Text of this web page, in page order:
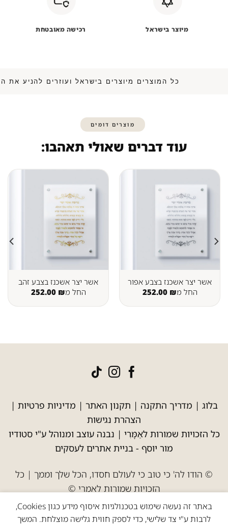
מיוצר בישראל רכישה מאובטחת
כל המוצרים מיוצרים בישראל ועוזרים
מוצרים דומים
עוד דברים שאולי תאהבו:
אשר יצר אשכנז בצבע אפור
החל מ
252.00 ₪
אשר יצר אשכנז בצבע זהב
החל מ
252.00 ₪
בלוג | מדריך התקנה | תקנון האתר | מדיניות פרטיות |
הצהרת נגישות
כל הזכויות שמורות לאַמָּרִי | נבנה עוצב ומנוהל ע"י סטודיו
מור יוסף - בניית אתרים לעסקים
© הודו לה' כי טוב כי לעולם חסדו, הכל שלך וממך | כל
הזכויות שמורות לאמרי ©
באתר זה נעשה שימוש בטכנולגיות איסוף מידע כגון Cookies,
לרבות ע"י צד שלישי, כדי לספק חווית גלישה מוצלחת. המשך